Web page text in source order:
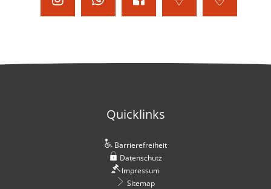
Quicklinks
Barrierefreiheit
Datenschutz
Impressum
Sitemap